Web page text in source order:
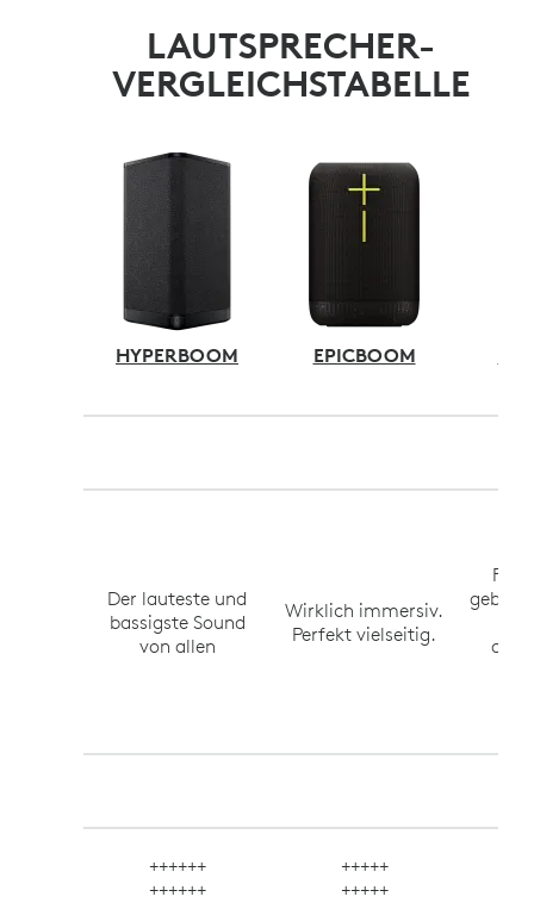
LAUTSPRECHER-
VERGLEICHSTABELLE
HYPERBOOM EPICBOOM
Der lauteste und
bassigste Sound
von allen
Wirklich immersiv.
Perfekt vielseitig.
Für
++++++
++++++
+++++
+++++